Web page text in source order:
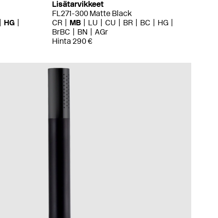
HG
Lisätarvikkeet
FL271-300 Matte Black
CR
MB LU CU BR BC
HG
BrBC
BN
AGr
Hinta 290 €